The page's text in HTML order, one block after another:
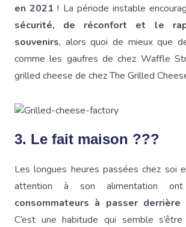
en 2021! La période instable
sécurité, de réconfort et le
souvenirs, alors quoi de mieux que
comme les gaufres de chez Waffle
grilled cheese de chez The Grilled
3. Le fait maison ??‍?
Les longues heures passées chez soi
attention à son alimentation
consommateurs à passer
C’est une habitude qui semble